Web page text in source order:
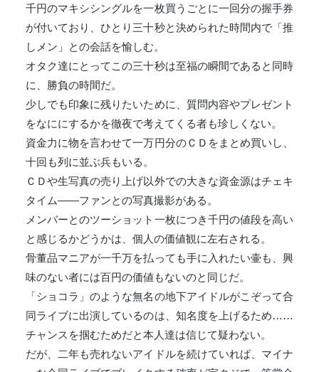
千円のマキシシングルを一枚買うごとに一回分の握手券
が付いており、ひとり三十秒と決められた時間内で「推
しメン」との会話を愉しむ。
オタク達にとってこの三十秒は至福の瞬間であると同時
に、勝負の時間だ。
少しでも印象に残りたいために、質問内容やプレゼント
をなににするかを徹夜で考えてくる者も珍しくない。
資金力に物を言わせて一万円分のＣＤをまとめ買いし、
十回も列に並ぶ兵もいる。
ＣＤや生写真の売り上げ以外での大きな資金源はチェキ
タイム――ファンとの写真撮影がある。
メンバーとのツーショット一枚につき千円の値段を高い
と感じるかどうかは、個人の価値観に左右される。
骨董品マニアが一千万を払っても手に入れたい壷も、興
味のない者には百円の価値もないのと同じだ。
「ショコラ」のような無名の地下アイドルがこぞって合
同ライブに出演しているのは、知名度を上げるため……
チャンスを掴むためだと本人達は信じて疑わない。
だが、二年も売れないアイドルを続けていれば、マイナ